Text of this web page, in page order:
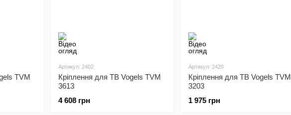
TVM
Артикул: 2402
Кріплення для ТВ Vogels TVM
3613
4 608 грн
Артикул: 2420
Кріплення для ТВ Vogels TVM
3203
1 975 грн